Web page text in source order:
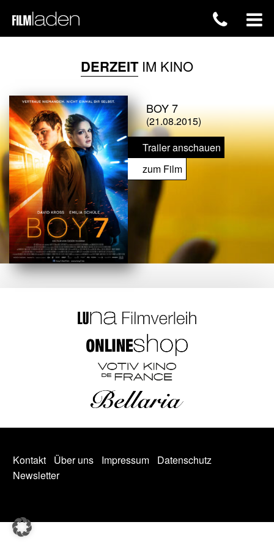
DERZEITIM KINO
BOY 7
(21.08.2015)
Trailer anschauen
zum Film
Kontakt Über uns Impressum
Datenschutz
Newsletter